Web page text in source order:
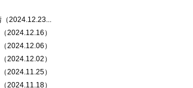
2024.12.23...
2024.12.16）
2024.12.06）
2024.12.02）
2024.11.25）
2024.11.18）